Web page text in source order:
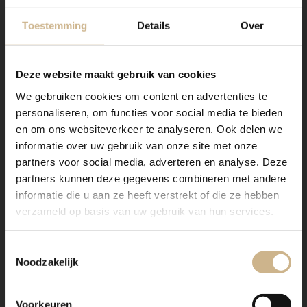
Toestemming Details Over
Deze website maakt gebruik van cookies
We gebruiken cookies om content en advertenties te
personaliseren, om functies voor social media te bieden
en om ons websiteverkeer te analyseren. Ook delen we
informatie over uw gebruik van onze site met onze
partners voor social media, adverteren en analyse. Deze
partners kunnen deze gegevens combineren met andere
informatie die u aan ze heeft verstrekt of die ze hebben
verzameld op basis van uw gebruik van hun services.
Noodzakelijk
Voorkeuren
Maatwerk staal
Onze stalen apothekerskasten zijn het visitekaartje van
Old BASICS! Dit meubel is handgemaakt en kan in
vrijwel elke gewenste maat, indeling en RAL-kleur
worden nabesteld.
strakke afwerking en brengt een zeer duurzame,
bestendige deklaag aan het meubel!